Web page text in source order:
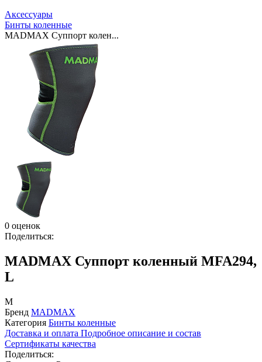
Аксессуары
Бинты коленные
MADMAX Суппорт колен...
0 оценок
Поделиться:
MADMAX Суппорт коленный MFA294,
L
M
Бренд MADMAX
Категория Бинты коленные
Доставка и оплата Подробное описание и состав
Сертификаты качества
Поделиться: